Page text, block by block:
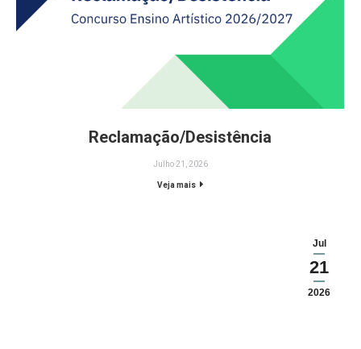
Reclamação/Desistência
Julho 21, 2026
Veja mais
Jul
21
2026